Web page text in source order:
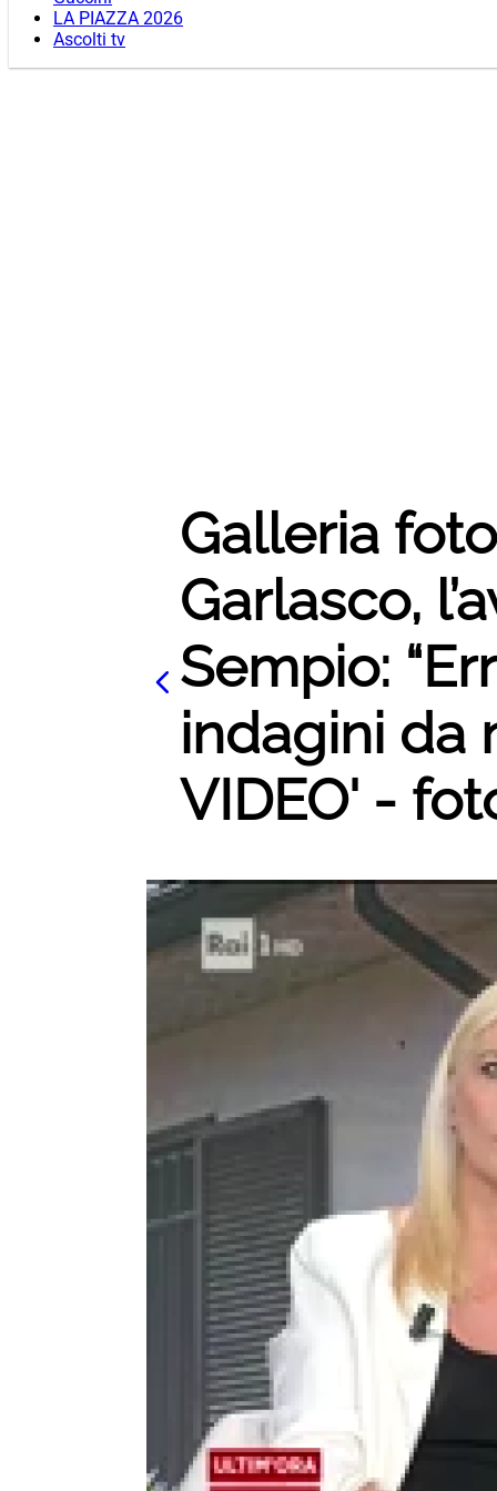
LA PIAZZA 2026
Ascolti tv
Galleria
Garlasco,
Sempio:
indagini da
VIDEO' -